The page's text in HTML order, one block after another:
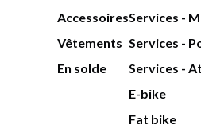
Accessoires
Vêtements
En solde
Services -
Services -
Services -
E-bike
Fat bike